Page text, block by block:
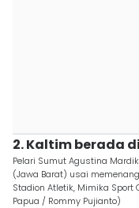
2. Kaltim berada
Pelari Sumut Agustina
(Jawa Barat) usai
Stadion Atletik, Mimika Sport
Papua / Rommy Pujianto)